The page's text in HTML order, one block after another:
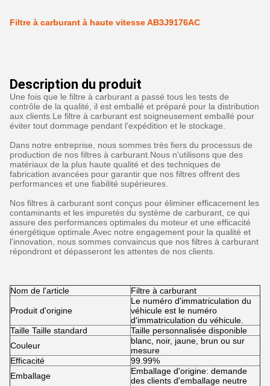
Filtre à carburant à haute vitesse AB3J9176AC
Description du produit
Une fois que le filtre à carburant a passé tous les tests de
contrôle de la qualité, il est emballé et préparé pour la distribution
aux clients.Le filtre à carburant est soigneusement emballé pour
éviter tout dommage pendant l'expédition et le stockage.
Dans notre entreprise, nous sommes très fiers du processus de
production de nos filtres à carburant.Nous n'utilisons que des
matériaux de la plus haute qualité et des techniques de
fabrication avancées pour garantir que nos filtres offrent des
performances et une fiabilité supérieures.
Nos filtres à carburant sont conçus pour éliminer efficacement les
contaminants et les impuretés du système de carburant, ce qui
assure des performances optimales du moteur et une efficacité
énergétique optimale.Avec notre engagement pour la qualité et
l'innovation, nous sommes convaincus que nos filtres à carburant
répondront et dépasseront les attentes de nos clients.
Nom de l'article Filtre à carburant
Produit d'origine
Le numéro d'immatriculation du
véhicule est le numéro
d'immatriculation du véhicule.
Taille Taille standard
Taille personnalisée disponible
Couleur
blanc, noir, jaune, brun ou sur
mesure
Efficacité
99.99%
Emballage
Emballage d'origine: demande
des clients d'emballage neutre